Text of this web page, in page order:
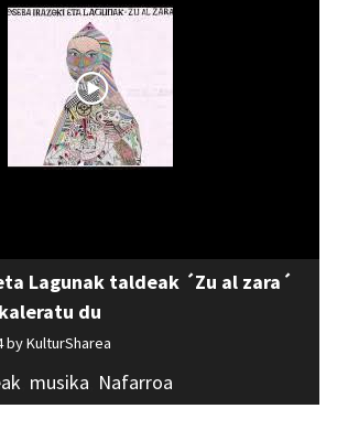
Lagunak taldeak ´Zu al zara´
du
byKulturSharea
musika Nafarroa